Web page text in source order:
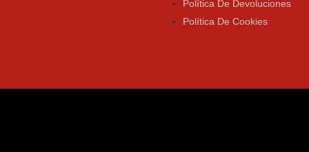
Política De Devoluciones
Política De Cookies